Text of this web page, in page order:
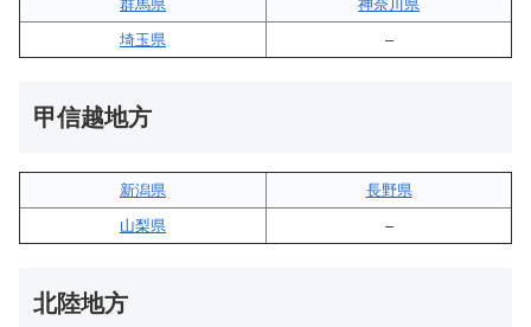
群馬県
神奈川県
埼玉県
–
甲信越地方
新潟県
長野県
山梨県
–
北陸地方